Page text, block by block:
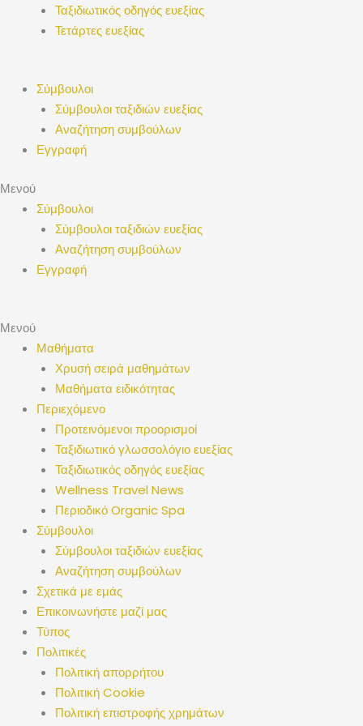
Ταξιδιωτικός οδηγός ευεξίας
Τετάρτες ευεξίας
Σύμβουλοι
Σύμβουλοι ταξιδιών ευεξίας
Αναζήτηση συμβούλων
Εγγραφή
Μενού
Σύμβουλοι
Σύμβουλοι ταξιδιών ευεξίας
Αναζήτηση συμβούλων
Εγγραφή
Μενού
Μαθήματα
Χρυσή σειρά μαθημάτων
Μαθήματα ειδικότητας
Περιεχόμενο
Προτεινόμενοι προορισμοί
Ταξιδιωτικό γλωσσολόγιο ευεξίας
Ταξιδιωτικός οδηγός ευεξίας
Wellness Travel News
Περιοδικό Organic Spa
Σύμβουλοι
Σύμβουλοι ταξιδιών ευεξίας
Αναζήτηση συμβούλων
Σχετικά με εμάς
Επικοινωνήστε μαζί μας
Τύπος
Πολιτικές
Πολιτική απορρήτου
Πολιτική Cookie
Πολιτική επιστροφής χρημάτων